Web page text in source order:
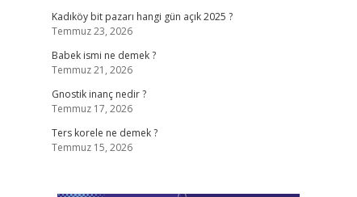
Kadıköy bit pazarı hangi gün açık 2025 ?
Temmuz 23, 2026
Babek ismi ne demek ?
Temmuz 21, 2026
Gnostik inanç nedir ?
Temmuz 17, 2026
Ters korele ne demek ?
Temmuz 15, 2026